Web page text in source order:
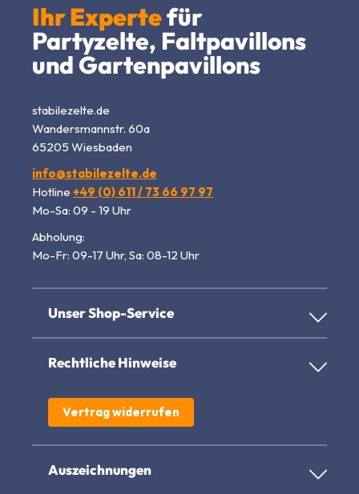
Ihr Expertefür
Partyzelte, Faltpavillons
und Gartenpavillons
stabilezelte.de
Wandersmannstr. 60a
65205 Wiesbaden
info@stabilezelte.de
Hotline +49 (0) 611 / 73 66 97 97
Mo-Sa: 09 - 19 Uhr
Abholung:
Mo-Fr: 09-17 Uhr, Sa: 08-12 Uhr
Unser Shop-Service
Rechtliche Hinweise
Vertrag widerrufen
Auszeichnungen